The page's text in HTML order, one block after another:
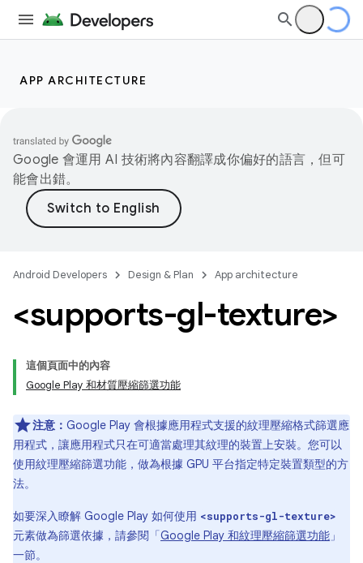
APP ARCHITECTURE
Google 會運用 AI 技術將內容翻譯成你偏好的語言，但可
能會出錯。
Android Developers Design & Plan App architecture
<supports-gl-texture>
這個頁面中的內容
Google Play 和材質壓縮篩選功能
注意： Google Play 會根據應用程式支援的紋理壓縮格式篩選應
用程式，讓應用程式只在可適當處理其紋理的裝置上安裝。您可以
使用紋理壓縮篩選功能，做為根據 GPU 平台指定特定裝置類型的方
法。
如要深入瞭解 Google Play 如何使用 <supports-gl-texture>
元素做為篩選依據，請參閱「Google Play 和紋理壓縮篩選功能 」
一節。